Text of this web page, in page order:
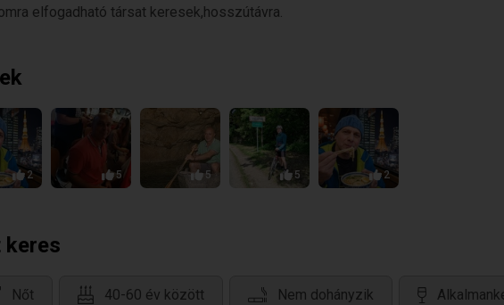
elfogadható társat keresek,hosszútávra.
2 5 5 5 2
Nőt 40-60 év között Nem dohányzik